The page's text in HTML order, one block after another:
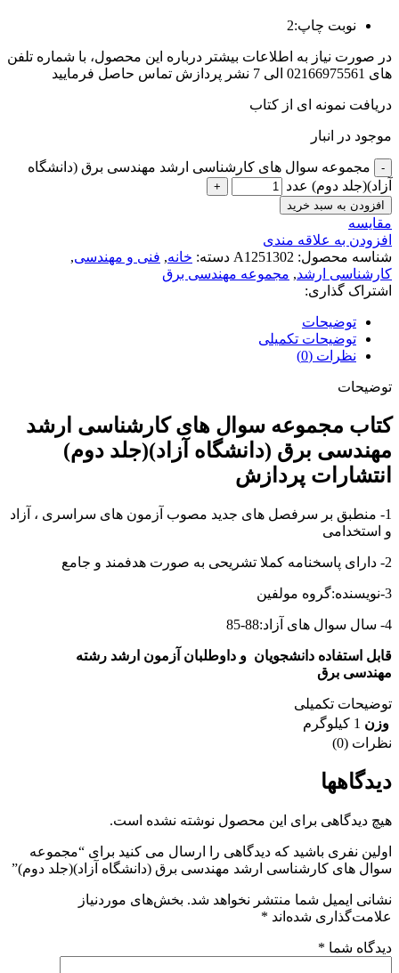
نوبت چاپ:2
در صورت نیاز به اطلاعات بیشتر درباره این محصول، با شماره تلفن
های 02166975561 الی 7 نشر پردازش تماس حاصل فرمایید
دریافت نمونه ای از کتاب
موجود در انبار
مجموعه سوال های کارشناسی ارشد مهندسی برق (دانشگاه
آزاد)(جلد دوم) عدد
افزودن به سبد خرید
مقايسه
افزودن به علاقه مندی
شناسه محصول: A1251302 دسته: خانه, فنی و مهندسی,
کارشناسی ارشد, مجموعه مهندسی برق
اشتراک گذاری:
توضیحات
توضیحات تکمیلی
نظرات (0)
توضیحات
کتاب مجموعه سوال های کارشناسی ارشد
مهندسی برق (دانشگاه آزاد)(جلد دوم)
انتشارات پردازش
1- منطبق بر سرفصل های جدید مصوب آزمون های سراسری ، آزاد
و استخدامی
2- دارای پاسخنامه کملا تشریحی به صورت هدفمند و جامع
3-نویسنده:گروه مولفین
4- سال سوال های آزاد:88-85
قابل استفاده دانشجویان و داوطلبان آزمون ارشد رشته
مهندسی برق
توضیحات تکمیلی
وزن 1 کیلوگرم
نظرات (0)
دیدگاهها
هیچ دیدگاهی برای این محصول نوشته نشده است.
اولین نفری باشید که دیدگاهی را ارسال می کنید برای “مجموعه
سوال های کارشناسی ارشد مهندسی برق (دانشگاه آزاد)(جلد دوم)”
نشانی ایمیل شما منتشر نخواهد شد. بخش‌های موردنیاز
علامت‌گذاری شده‌اند *
دیدگاه شما *